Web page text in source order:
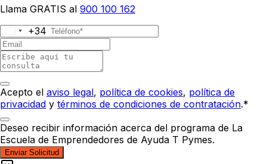
Llama GRATIS al 900 100 162
+34
Acepto el aviso legal, política de cookies, política de
privacidad y términos de condiciones de contratación.*
Deseo recibir información acerca del programa de La
Escuela de Emprendedores de Ayuda T Pymes.
Enviar Solicitud